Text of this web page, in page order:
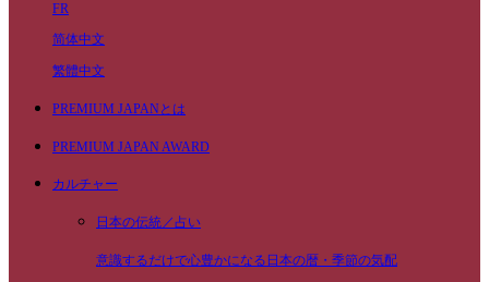
FR
简体中文
繁體中文
PREMIUM JAPANとは
PREMIUM JAPAN AWARD
カルチャー
日本の伝統／占い
意識するだけで心豊かになる日本の暦・季節の気配